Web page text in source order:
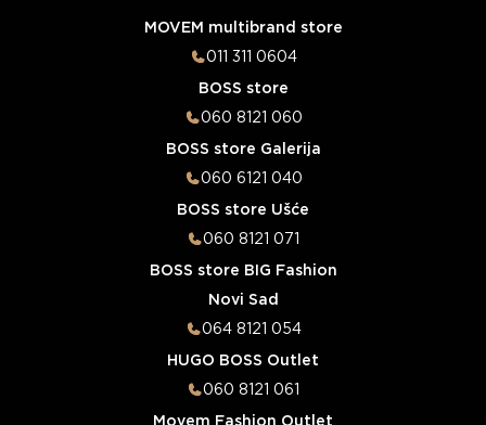
MOVEM multibrand store
011 311 0604
BOSS store
060 8121 060
BOSS store Galerija
060 6121 040
BOSS store Ušće
060 8121 071
BOSS store BIG Fashion
Novi Sad
064 8121 054
HUGO BOSS Outlet
060 8121 061
Movem Fashion Outlet